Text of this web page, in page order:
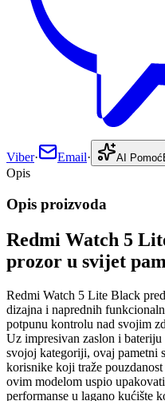
Viber· Email· AI Pomoć
Opis
Opis proizvoda
Redmi Watch 5
prozor u svijet
Redmi Watch 5 Lite Black
dizajna i naprednih
potpunu kontrolu nad svojim
Uz impresivan zaslon i
svojoj kategoriji, ovaj pametni
korisnike koji traže
ovim modelom uspio
performanse u lagano kućište